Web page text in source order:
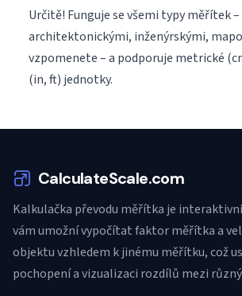
Určitě! Funguje se všemi typy měřítek –
architektonickými, inženýrskými,
vzpomenete – a podporuje metrické
(in, ft) jednotky.
CalculateScale.com
Kalkulačka převodu měřítka je
vám umožní vypočítat faktor měřítka a
objektu vzhledem k jinému měřítku, což
pochopení a vizualizaci rozdílů mezi